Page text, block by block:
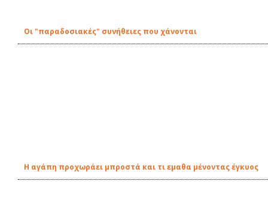
Οι "παραδοσιακές" συνήθειες που χάνονται
Η αγάπη προχωράει μπροστά και τι εμαθα μένοντας έγκυος